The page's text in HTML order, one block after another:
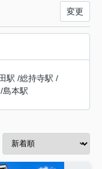
変更
駅 /総持寺駅 /
/島本駅